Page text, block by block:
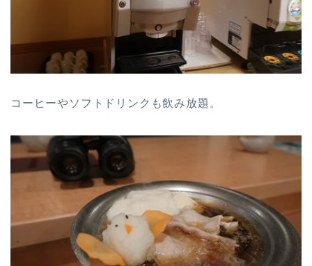
コーヒーやソフトドリンクも飲み放題。